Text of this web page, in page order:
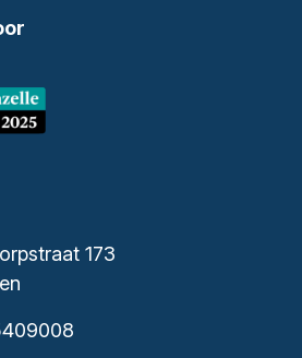
173